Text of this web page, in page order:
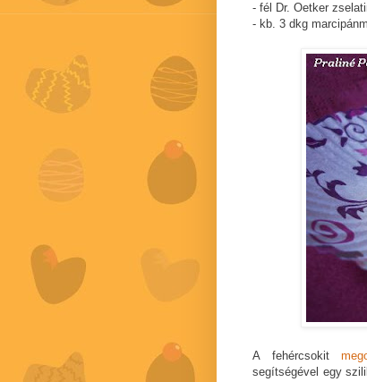
- fél Dr. Oetker
- kb. 3 dkg
A fehércsokit
segítségével egy